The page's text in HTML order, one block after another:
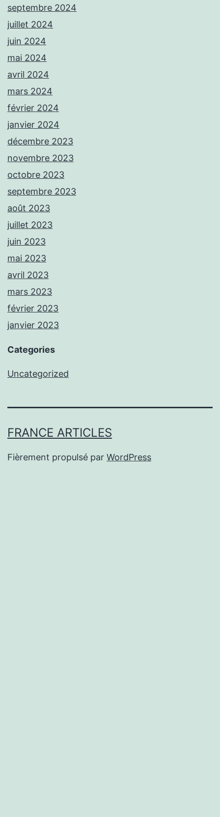
septembre 2024
juillet 2024
juin 2024
mai 2024
avril 2024
mars 2024
février 2024
janvier 2024
décembre 2023
novembre 2023
octobre 2023
septembre 2023
août 2023
juillet 2023
juin 2023
mai 2023
avril 2023
mars 2023
février 2023
janvier 2023
Categories
Uncategorized
FRANCE ARTICLES
Fièrement propulsé par WordPress